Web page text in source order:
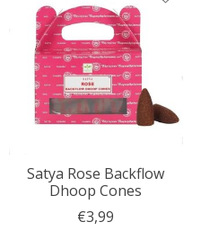
Satya Rose Backflow
Dhoop Cones
€3,99